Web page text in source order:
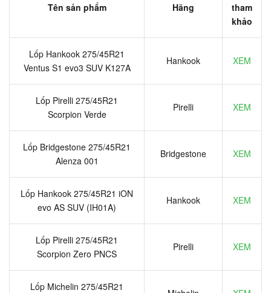
Tên sản phẩm Hãng
tham
khảo
Lốp Hankook 275/45R21
Ventus S1 evo3 SUV K127A
Hankook XEM
Lốp Pirelli 275/45R21
Scorpion Verde
Pirelli XEM
Lốp Bridgestone 275/45R21
Alenza 001
Bridgestone XEM
Lốp Hankook 275/45R21 iON
evo AS SUV (IH01A)
Hankook XEM
Lốp Pirelli 275/45R21
Scorpion Zero PNCS
Pirelli XEM
Lốp Michelin 275/45R21